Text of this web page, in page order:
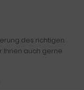
des richtigen
Ihnen auch gerne